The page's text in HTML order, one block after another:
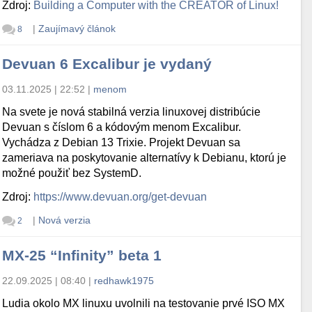
Zdroj: Building a Computer with the CREATOR of Linux!
8 | Zaujímavý článok
Devuan 6 Excalibur je vydaný
03.11.2025 | 22:52 | menom
Na svete je nová stabilná verzia linuxovej distribúcie
Devuan s číslom 6 a kódovým menom Excalibur.
Vychádza z Debian 13 Trixie. Projekt Devuan sa
zameriava na poskytovanie alternatívy k Debianu, ktorú je
možné použiť bez SystemD.
Zdroj: https://www.devuan.org/get-devuan
2 | Nová verzia
MX-25 “Infinity” beta 1
22.09.2025 | 08:40 | redhawk1975
Ludia okolo MX linuxu uvolnili na testovanie prvé ISO MX